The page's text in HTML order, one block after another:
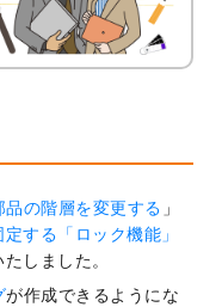
品の階層を変更する 」
する「ロック機能」
しました。
が作成できるようにな